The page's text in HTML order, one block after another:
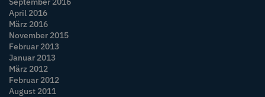
April 2016
März 2016
November 2015
Februar 2013
Januar 2013
März 2012
Februar 2012
August 2011